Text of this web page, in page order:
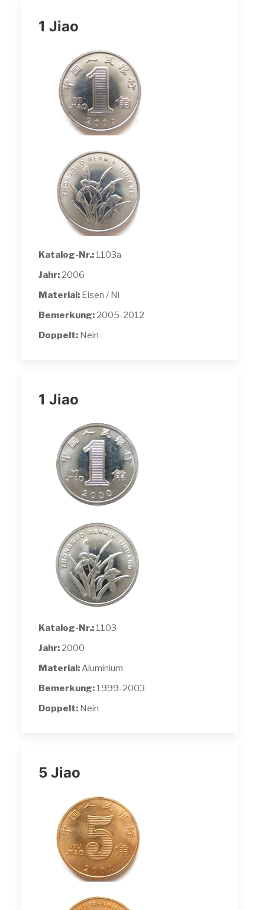
1 Jiao
Katalog-Nr.: 1103a
Jahr: 2006
Material: Eisen / Ni
Bemerkung: 2005-2012
Doppelt: Nein
1 Jiao
Katalog-Nr.: 1103
Jahr: 2000
Material:Aluminium
Bemerkung: 1999-2003
Doppelt: Nein
5 Jiao